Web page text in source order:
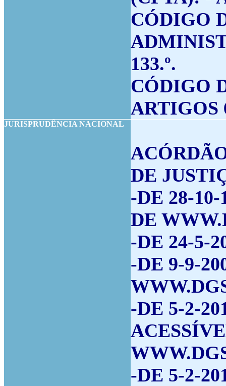
CÓDIGO
133.º.
CÓDIGO
ARTIGOS
JURISPRUDÊNCIA NACIONAL
DE
-DE 28-
DE
-DE 24-5-
-DE 9-9-
-DE 5-2-
-DE 5-2-